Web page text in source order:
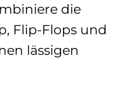
die
Flip-Flops und
lässigen